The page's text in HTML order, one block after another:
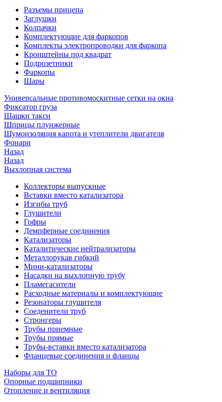
Разъемы прицепа
Заглушки
Колпачки
Комплектующие для фаркопов
Комплекты электропроводки для фаркопа
Кронштейны под квадрат
Подрозетники
Фаркопы
Шары
Универсальные противомоскитные сетки на окна
Фиксатор груза
Шашки такси
Шприцы плунжерные
Шумоизоляция капота и утеплители двигателя
Фонари
Назад
Назад
Выхлопная система
Коллекторы выпускные
Вставки вместо катализатора
Изгибы труб
Глушители
Гофры
Демпферные соединения
Катализаторы
Каталитические нейтрализаторы
Металлорукав гибкий
Мини-катализаторы
Насадки на выхлопную трубу
Пламегасители
Расходные материалы и комплектующие
Резонаторы глушителя
Соеденители труб
Стронгеры
Трубы приемные
Трубы прямые
Трубы-вставки вместо катализатора
Фланцевые соединения и фланцы
Наборы для ТО
Опорные подшипники
Отопление и вентиляция